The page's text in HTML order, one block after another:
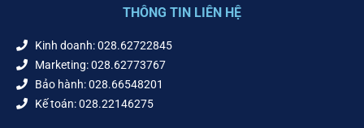
THÔNG TIN LIÊN HỆ
Kinh doanh: 028.62722845
Marketing: 028.62773767
Bảo hành: 028.66548201
Kế toán: 028.22146275